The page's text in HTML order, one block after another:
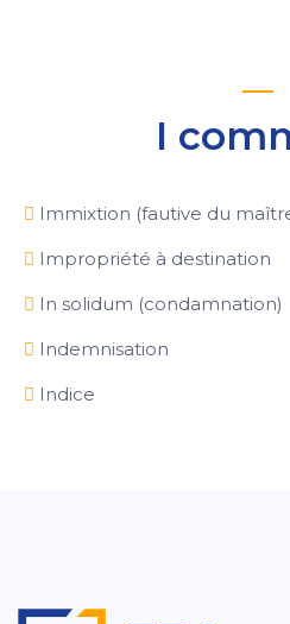
I
Immixtion (fautive du
Impropriété à destination
In solidum (condamnation)
Indemnisation
Indice